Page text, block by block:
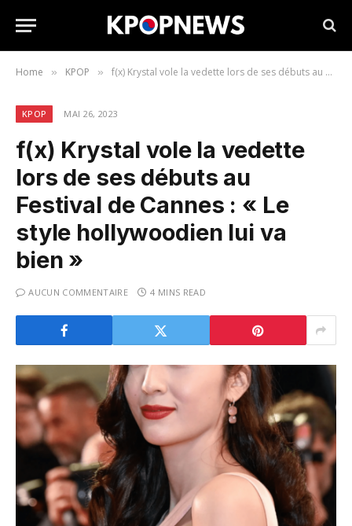
Home » KPOP » f(x) Krystal vole la vedette lors de ses débuts au Festival de Cannes : « Le style hollywoodien lui va bien »
KPOP MAI 26, 2023
f(x) Krystal vole la vedette
lors de ses débuts au
Festival de Cannes : « Le
style hollywoodien lui va
bien »
AUCUN COMMENTAIRE 4 MINS READ